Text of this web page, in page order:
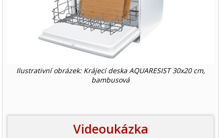
Ilustrativní obrázek: Krájecí deska AQUARESIST 30x20 cm,
bambusová
Videoukázka